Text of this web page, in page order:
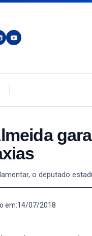
o deputado
em:14/07/2018